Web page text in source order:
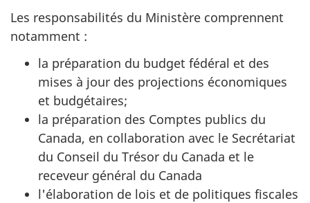
Les responsabilités du Ministère comprennent
notamment :
la préparation du budget fédéral et des
mises à jour des projections économiques
et budgétaires;
la préparation des Comptes publics du
Canada, en collaboration avec le Secrétariat
du Conseil du Trésor du Canada et le
receveur général du Canada
l'élaboration de lois et de politiques fiscales